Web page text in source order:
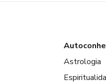
Astrologia